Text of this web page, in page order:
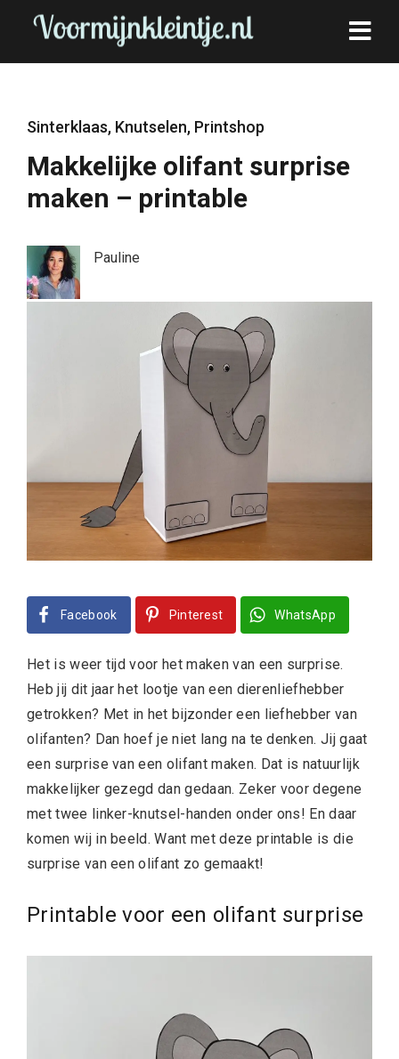
Sinterklaas, Knutselen, Printshop
Makkelijke olifant surprise
maken – printable
Pauline
Facebook Pinterest WhatsApp
Het is weer tijd voor het maken van een surprise.
Heb jij dit jaar het lootje van een dierenliefhebber
getrokken? Met in het bijzonder een liefhebber van
olifanten? Dan hoef je niet lang na te denken. Jij gaat
een surprise van een olifant maken. Dat is natuurlijk
makkelijker gezegd dan gedaan. Zeker voor degene
met twee linker-knutsel-handen onder ons! En daar
komen wij in beeld. Want met deze printable is die
surprise van een olifant zo gemaakt!
Printable voor een olifant surprise